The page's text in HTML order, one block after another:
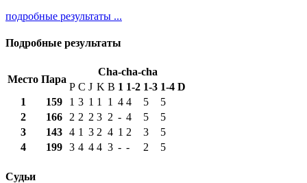
подробные результаты ...
Подробные результаты
Место Пара
Cha-cha-cha
P C J K B 1 1-2 1-3 1-4 D
1
159 1 3 1 1 1 4 4 5
5
2
166 2 2 2 3 2 - 4 5
5
3
143 4 1 3 2 4 1 2 3
5
4
199 3 4 4 4 3 - - 2 5
Судьи